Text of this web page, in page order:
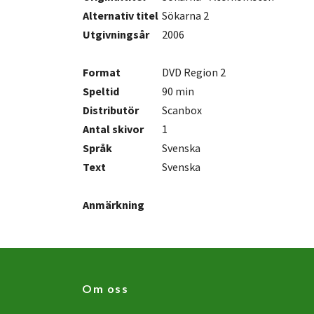
Alternativ titel Sökarna 2
Utgivningsår
2006
Format
DVD Region 2
Speltid
90 min
Distributör
Scanbox
Antalskivor
1
Språk
Svenska
Text
Svenska
Anmärkning
Om oss